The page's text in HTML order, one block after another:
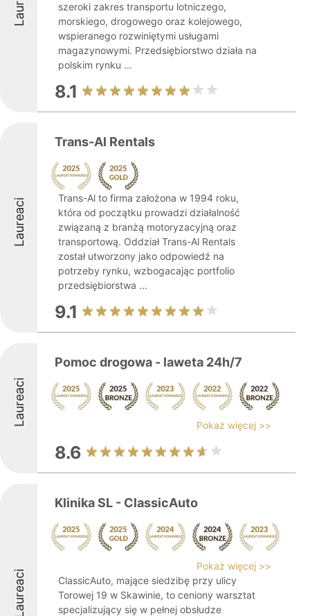
szeroki zakres transportu lotniczego,
morskiego, drogowego oraz kolejowego,
wspieranego rozwiniętymi usługami
magazynowymi. Przedsiębiorstwo działa na
polskim rynku ...
8.1
Laureaci
Trans-Al Rentals
Trans-Al to firma założona w 1994 roku,
która od początku prowadzi działalność
związaną z branżą motoryzacyjną oraz
transportową. Oddział Trans-Al Rentals
został utworzony jako odpowiedź na
potrzeby rynku, wzbogacając portfolio
przedsiębiorstwa ...
9.1
Laureaci
Pomoc drogowa - laweta 24h/7
Pokaż więcej >>
8.6
Laureaci
Klinika SL - ClassicAuto
Pokaż więcej >>
ClassicAuto, mające siedzibę przy ulicy
Torowej 19 w Skawinie, to ceniony warsztat
specjalizujący się w pełnej obsłudze